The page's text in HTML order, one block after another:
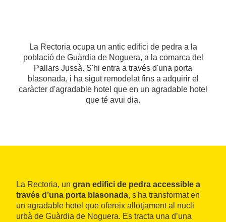
La Rectoria ocupa un antic edifici de pedra a la
població de Guàrdia de Noguera, a la comarca del
Pallars Jussà. S'hi entra a través d'una porta
blasonada, i ha sigut remodelat fins a adquirir el
caràcter d'agradable hotel que en un agradable hotel
que té avui dia.
La Rectoria, un gran edifici de pedra accessible a
través d’una porta blasonada, s'ha transformat en
un agradable hotel que ofereix allotjament al nucli
urbà de Guàrdia de Noguera. Es tracta una d’una